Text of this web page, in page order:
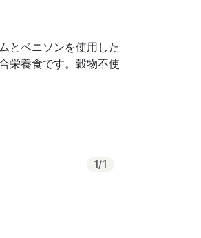
とベニソンを使用した
栄養食です。穀物不使
1/1